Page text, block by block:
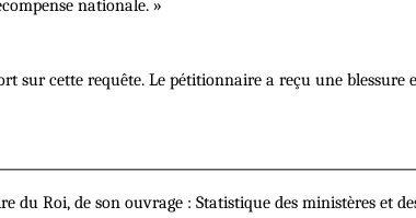
nationale. »
sur cette requête. Le pétitionnaire a reçu une
Roi, de son ouvrage : Statistique des ministères et